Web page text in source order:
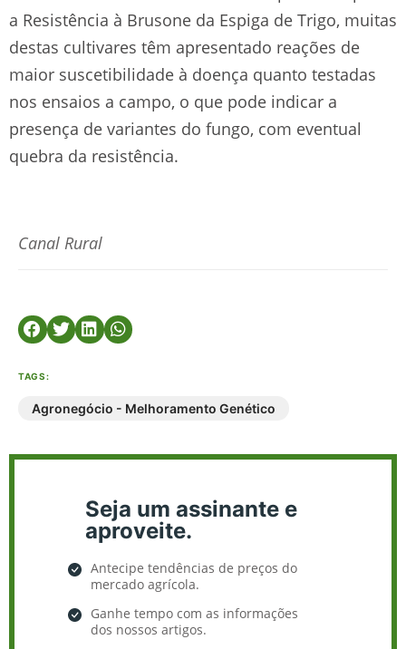
a Resistência à Brusone da Espiga de Trigo, muitas
destas cultivares têm apresentado reações de
maior suscetibilidade à doença quanto testadas
nos ensaios a campo, o que pode indicar a
presença de variantes do fungo, com eventual
quebra da resistência.
Canal Rural
TAGS:
Agronegócio - Melhoramento Genético
Seja um assinante e
aproveite.
Antecipe tendências de preços do
mercado agrícola.
Ganhe tempo com as informações
dos nossos artigos.